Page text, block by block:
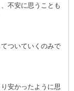
不安に思うことも
ついていくのみで
安かったように思